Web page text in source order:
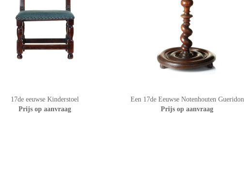
17de eeuwse Kinderstoel
Prijs op aanvraag
Een 17de Eeuwse Notenhouten Gueridon
Prijs op aanvraag